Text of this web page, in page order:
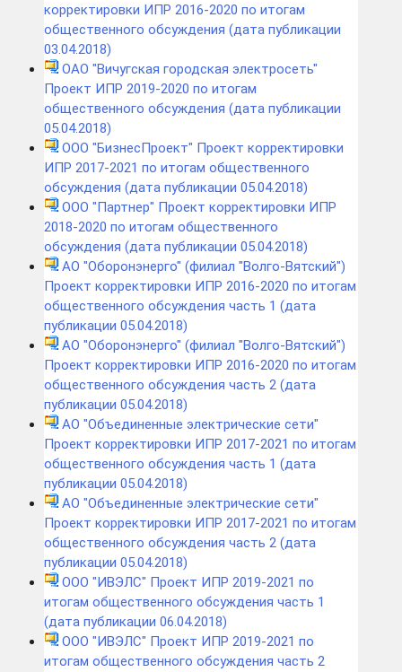
корректировки ИПР 2016-2020 по итогам
общественного обсуждения (дата публикации
03.04.2018)
ОАО "Вичугская городская электросеть"
Проект ИПР 2019-2020 по итогам
общественного обсуждения (дата публикации
05.04.2018)
ООО "БизнесПроект" Проект корректировки
ИПР 2017-2021 по итогам общественного
обсуждения (дата публикации 05.04.2018)
ООО "Партнер" Проект корректировки ИПР
2018-2020 по итогам общественного
обсуждения (дата публикации 05.04.2018)
АО "Оборонэнерго" (филиал "Волго-Вятский")
Проект корректировки ИПР 2016-2020 по итогам
общественного обсуждения часть 1 (дата
публикации 05.04.2018)
АО "Оборонэнерго" (филиал "Волго-Вятский")
Проект корректировки ИПР 2016-2020 по итогам
общественного обсуждения часть 2 (дата
публикации 05.04.2018)
АО "Объединенные электрические сети"
Проект корректировки ИПР 2017-2021 по итогам
общественного обсуждения часть 1 (дата
публикации 05.04.2018)
АО "Объединенные электрические сети"
Проект корректировки ИПР 2017-2021 по итогам
общественного обсуждения часть 2 (дата
публикации 05.04.2018)
ООО "ИВЭЛС" Проект ИПР 2019-2021 по
итогам общественного обсуждения часть 1
(дата публикации 06.04.2018)
ООО "ИВЭЛС" Проект ИПР 2019-2021 по
итогам общественного обсуждения часть 2